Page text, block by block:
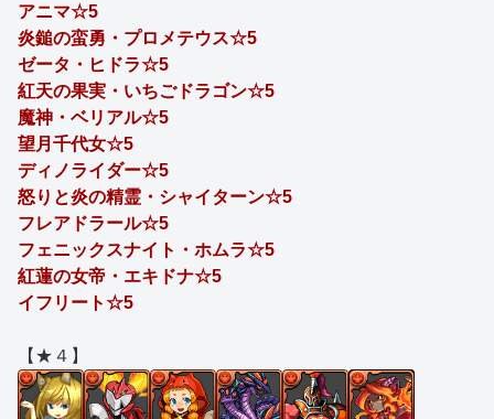
アニマ☆5
炎鎚の蛮勇・プロメテウス☆5
ゼータ・ヒドラ☆5
紅天の果実・いちごドラゴン☆5
魔神・ベリアル☆5
望月千代女☆5
ディノライダー☆5
怒りと炎の精霊・シャイターン☆5
フレアドラール☆5
フェニックスナイト・ホムラ☆5
紅蓮の女帝・エキドナ☆5
イフリート☆5
【★４】